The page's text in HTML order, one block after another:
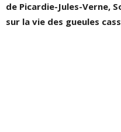
de Picardie-Jules-Verne,
sur la vie des gueules